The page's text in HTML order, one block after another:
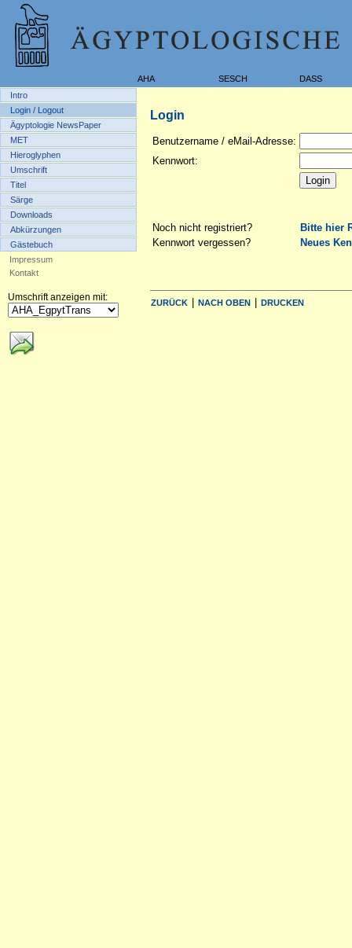
AHA SESCH
DASS
Intro
Login / Logout
Ägyptologie NewsPaper
MET
Hieroglyphen
Umschrift
Titel
Särge
Downloads
Abkürzungen
Gästebuch
Impressum
Kontakt
Umschrift anzeigen mit:
Login
Benutzername / eMail-Adresse:
Kennwort:
Noch nicht registriert?
Bitte hier
Kennwort vergessen?
Neues
ZURÜCK NACH OBEN DRUCKEN